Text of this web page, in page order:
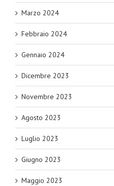
Marzo 2024
Febbraio 2024
Gennaio 2024
Dicembre 2023
Novembre 2023
Agosto 2023
Luglio 2023
Giugno 2023
Maggio 2023